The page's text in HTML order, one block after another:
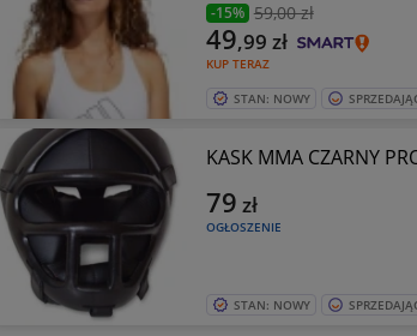
-15% 59,00 zł
KUP TERAZ
49,99 zł
STAN: NOWY
KASK MMA CZARNY
OGŁOSZENIE
79 zł
STAN: NOWY